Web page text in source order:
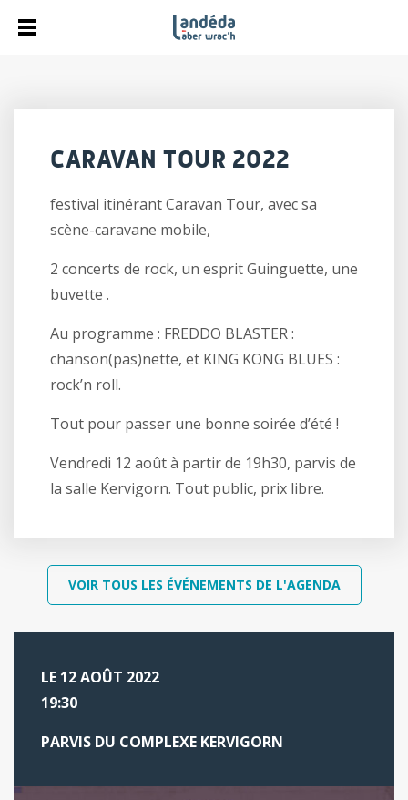
CARAVAN TOUR 2022
festival itinérant Caravan Tour, avec sa
scène-caravane mobile,
2 concerts de rock, un esprit Guinguette, une
buvette .
Au programme : FREDDO BLASTER :
chanson(pas)nette, et KING KONG BLUES :
rock’n roll.
Tout pour passer une bonne soirée d’été !
Vendredi 12 août à partir de 19h30, parvis de
la salle Kervigorn. Tout public, prix libre.
VOIR TOUS LES ÉVÉNEMENTS DE L'AGENDA
LE 12 AOÛT 2022
19:30
PARVIS DU COMPLEXE KERVIGORN